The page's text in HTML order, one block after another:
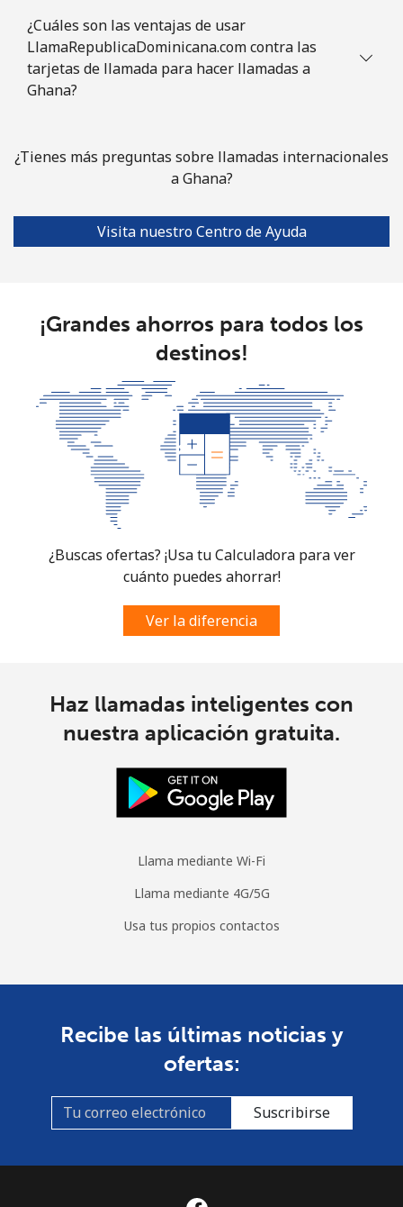
Guinea Bissau
Línea fija ⁦69.5¢⁩ 7 min por ⁦€5⁩
Guyana
⁦€5⁩
Mobile -
⁦25.9¢⁩
19 min por
⁦€5⁩
⁦5¢⁩
¿Cuáles son las ventajas de usar
LlamaRepublicaDominicana.com contra las
tarjetas de llamada para hacer llamadas a
Ghana?
¿Tienes más preguntas sobre llamadas internacionales
a Ghana?
Visita nuestro Centro de Ayuda
¡Grandes ahorros para todos los
destinos!
¿Buscas ofertas? ¡Usa tu Calculadora para ver
cuánto puedes ahorrar!
Ver la diferencia
Haz llamadas inteligentes con
nuestra aplicación gratuita.
Llama mediante Wi-Fi
Llama mediante 4G/5G
Usa tus propios contactos
Recibe las últimas noticias y
ofertas:
Suscribirse